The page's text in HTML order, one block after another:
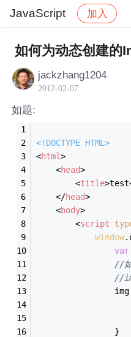
JavaScript 加入
社区 JavaScript
如何为动态创建的
jackzhang1204
2012-02-07
如题:
<!DOCTYPE HTML>
<html>
<head>
<title>test
</head>
<body>
<script
window
var
//如
//
	    		}